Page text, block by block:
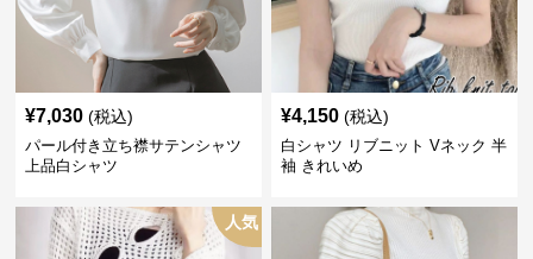
¥7,030 (税込)
パール付き立ち襟サテンシャツ
上品白シャツ
¥4,150 (税込)
白シャツ リブニット Vネック 半
袖 きれいめ
人気